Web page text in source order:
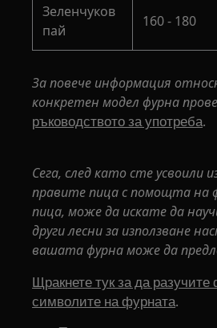
Зеленчуков
пай
160 - 180
За повече информация
конкретен модел фурна
ръководството за употреба.
Сега, след като сте усвоили
правите пица с помощта на
пица, може да искате да
други лесни за използване
вашата фурна може да
Щракнете тук за да
символите на фурната.